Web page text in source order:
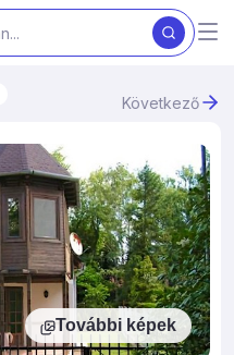
Következő
További képek